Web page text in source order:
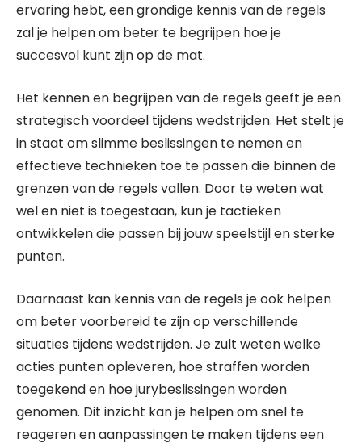
ervaring hebt, een grondige kennis van de regels
zal je helpen om beter te begrijpen hoe je
succesvol kunt zijn op de mat.
Het kennen en begrijpen van de regels geeft je een
strategisch voordeel tijdens wedstrijden. Het stelt je
in staat om slimme beslissingen te nemen en
effectieve technieken toe te passen die binnen de
grenzen van de regels vallen. Door te weten wat
wel en niet is toegestaan, kun je tactieken
ontwikkelen die passen bij jouw speelstijl en sterke
punten.
Daarnaast kan kennis van de regels je ook helpen
om beter voorbereid te zijn op verschillende
situaties tijdens wedstrijden. Je zult weten welke
acties punten opleveren, hoe straffen worden
toegekend en hoe jurybeslissingen worden
genomen. Dit inzicht kan je helpen om snel te
reageren en aanpassingen te maken tijdens een